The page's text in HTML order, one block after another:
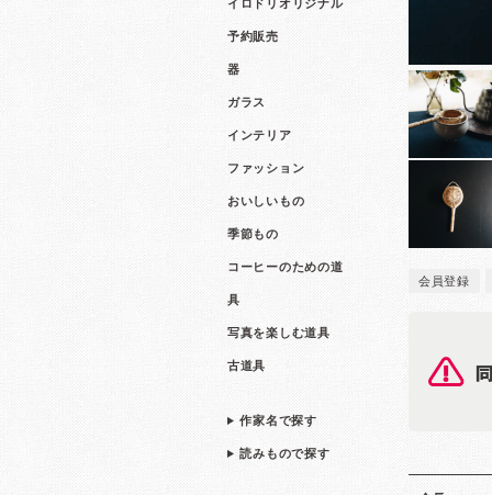
イロドリオリジナル
予約販売
器
ガラス
インテリア
ファッション
おいしいもの
季節もの
コーヒーのための道
具
写真を楽しむ道具
古道具
作家名で探す
読みもので探す
会員登録